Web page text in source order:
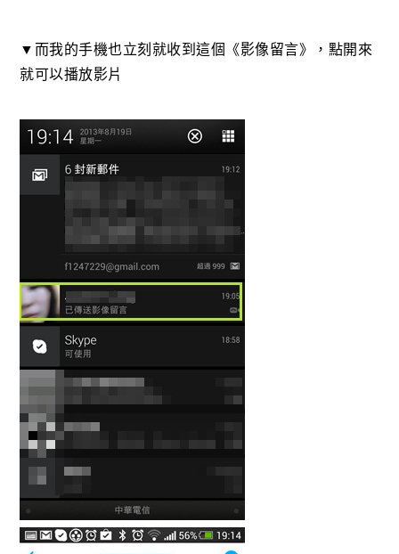
▼而我的手機也立刻就收到這個《影像留言》，點開來
就可以播放影片